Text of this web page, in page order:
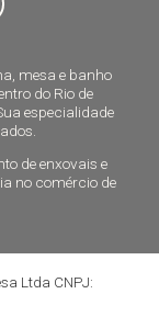
mesa e banho
do Rio de
especialidade
de enxovais e
no comércio de
Ltda CNPJ: